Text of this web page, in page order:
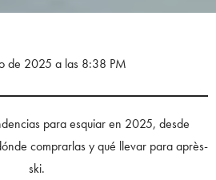
de 2025 a las 8:38 PM
para esquiar en 2025, desde
comprarlas y qué llevar para après-
ski.